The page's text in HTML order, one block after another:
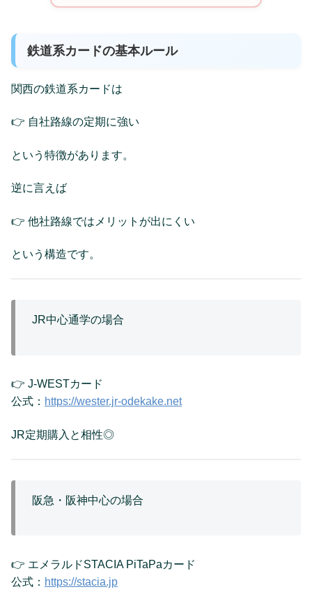
鉄道系カードの基本ルール
関西の鉄道系カードは
👉 自社路線の定期に強い
という特徴があります。
逆に言えば
👉 他社路線ではメリットが出にくい
という構造です。
JR中心通学の場合
👉 J-WESTカード
公式： https://wester.jr-odekake.net
JR定期購入と相性◎
阪急・阪神中心の場合
👉 エメラルドSTACIA PiTaPaカード
公式： https://stacia.jp